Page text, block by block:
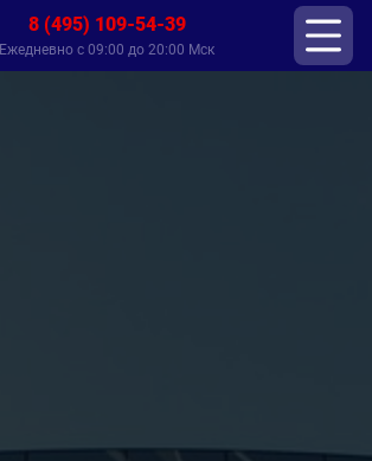
8 (495) 109-54-39
Ежедневно с 09:00 до 20:00 Мск